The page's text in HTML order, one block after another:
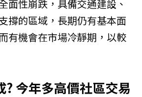
面性崩跌，具備交通建設、
撐的區域，長期仍有基本面
有機會在市場冷靜期，以較
? 今年多高價社區交易